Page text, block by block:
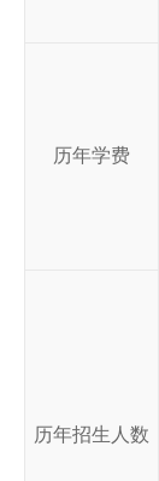
发计划项目、
亚、英国、法
知名大学实施
历年学费
历年招生人数